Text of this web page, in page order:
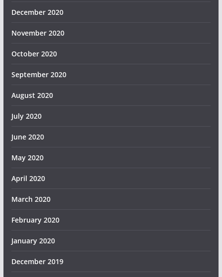
December 2020
November 2020
October 2020
September 2020
August 2020
July 2020
June 2020
May 2020
April 2020
March 2020
February 2020
January 2020
December 2019